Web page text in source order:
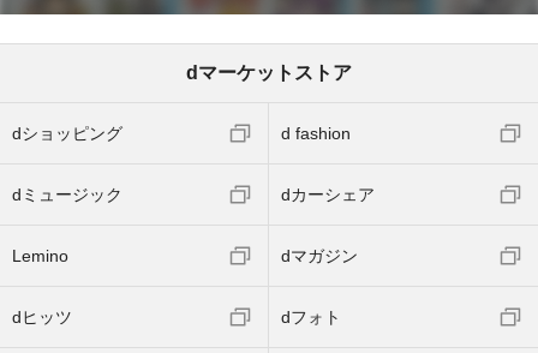
dマーケットストア
dショッピング d fashion
dミュージック dカーシェア
Lemino dマガジン
dヒッツ dフォト